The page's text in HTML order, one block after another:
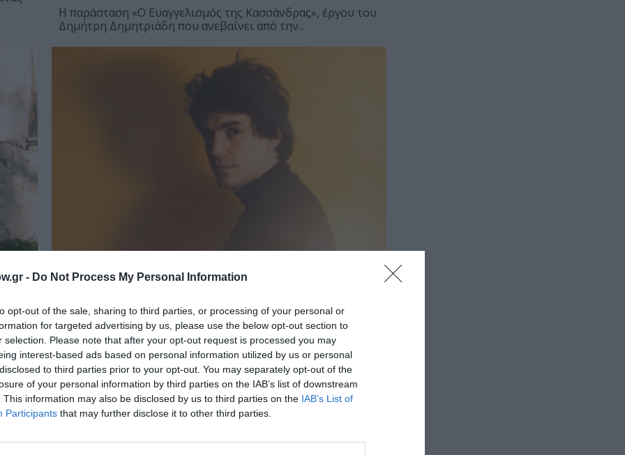
- Do Not Process My Personal Information
opt-out of the sale, sharing to third parties, or processing of your personal or
for targeted advertising by us, please use the below opt-out section to
selection. Please note that after your opt-out request is processed you may
interest-based ads based on personal information utilized by us or personal
to third parties prior to your opt-out. You may separately opt-out of the
of your personal information by third parties on the IAB’s list of downstream
This information may also be disclosed by us to third parties on the IAB’s List of
Participants that may further disclose it to other third parties.
Η παράσταση «Ο Ευαγγελισμός της Κασσάνδρας», έργου του
Δημήτρη Δημητριάδη που ανεβαίνει από την...
ΘΕΑΤΡΟ - ΧΟΡΟΣ / ΝΕΑ
Ρομπέρτο Τσούκκο, του Μπερνάρ-Μαρί
στο Θέατρο Προσκήνιο